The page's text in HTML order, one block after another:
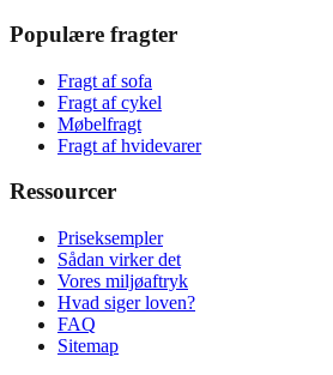
Populære fragter
Fragt af sofa
Fragt af cykel
Møbelfragt
Fragt af hvidevarer
Ressourcer
Priseksempler
Sådan virker det
Vores miljøaftryk
Hvad siger loven?
FAQ
Sitemap